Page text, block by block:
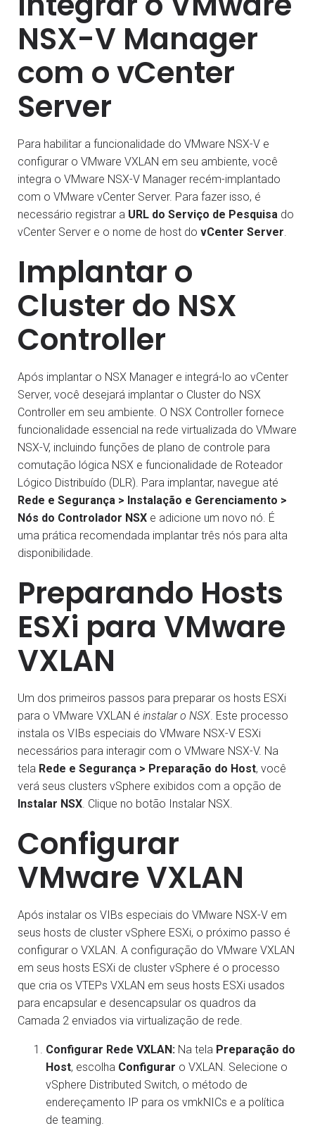
NSX-V Manager
com o vCenter
Server
Para habilitar a funcionalidade do VMware NSX-V e
configurar o VMware VXLAN em seu ambiente, você
integra o VMware NSX-V Manager recém-implantado
com o VMware vCenter Server. Para fazer isso, é
necessário registrar a URL do Serviço de Pesquisa do
vCenter Server e o nome de host do vCenter Server.
Implantar o
Cluster do NSX
Controller
Após implantar o NSX Manager e integrá-lo ao vCenter
Server, você desejará implantar o Cluster do NSX
Controller em seu ambiente. O NSX Controller fornece
funcionalidade essencial na rede virtualizada do VMware
NSX-V, incluindo funções de plano de controle para
comutação lógica NSX e funcionalidade de Roteador
Lógico Distribuído (DLR). Para implantar, navegue até
Rede e Segurança > Instalação e Gerenciamento >
Nós do Controlador NSX e adicione um novo nó. É
uma prática recomendada implantar três nós para alta
disponibilidade.
Preparando Hosts
ESXi para VMware
VXLAN
Um dos primeiros passos para preparar os hosts ESXi
para o VMware VXLAN é instalar o NSX. Este processo
instala os VIBs especiais do VMware NSX-V ESXi
necessários para interagir com o VMware NSX-V. Na
tela Rede e Segurança > Preparação do Host, você
verá seus clusters vSphere exibidos com a opção de
Instalar NSX. Clique no botão Instalar NSX.
Configurar
VMware VXLAN
Após instalar os VIBs especiais do VMware NSX-V em
seus hosts de cluster vSphere ESXi, o próximo passo é
configurar o VXLAN. A configuração do VMware VXLAN
em seus hosts ESXi de cluster vSphere é o processo
que cria os VTEPs VXLAN em seus hosts ESXi usados
para encapsular e desencapsular os quadros da
Camada 2 enviados via virtualização de rede.
Configurar Rede VXLAN: Na tela Preparação do
Host, escolha Configurar o VXLAN. Selecione o
vSphere Distributed Switch, o método de
endereçamento IP para os vmkNICs e a política
de teaming.